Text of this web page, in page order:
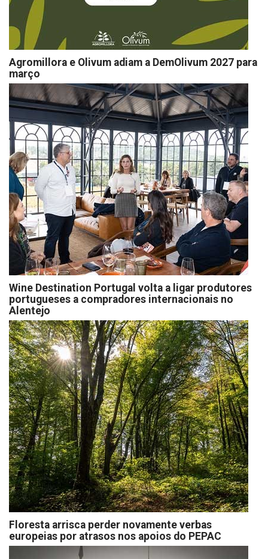
Agromillora e Olivum adiam a DemOlivum 2027 para
março
Wine Destination Portugal volta a ligar produtores
portugueses a compradores internacionais no
Alentejo
Floresta arrisca perder novamente verbas
europeias por atrasos nos apoios do PEPAC